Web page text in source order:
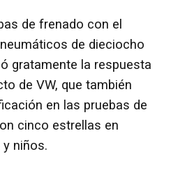
de frenado con el
de dieciocho
gratamente la respuesta
de VW, que también
en las pruebas de
cinco estrellas en
niños.